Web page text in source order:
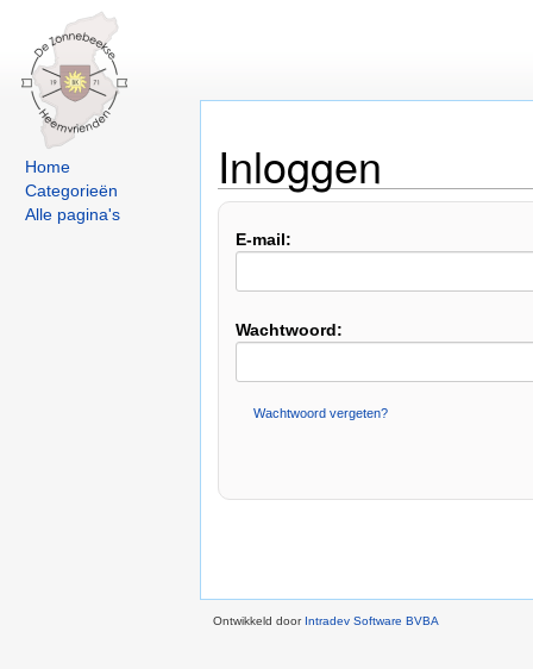
Home
Categorieën
Alle pagina's
Inloggen
E-mail:
Wachtwoord:
Wachtwoord vergeten?
Ontwikkeld door Intradev Software BVBA